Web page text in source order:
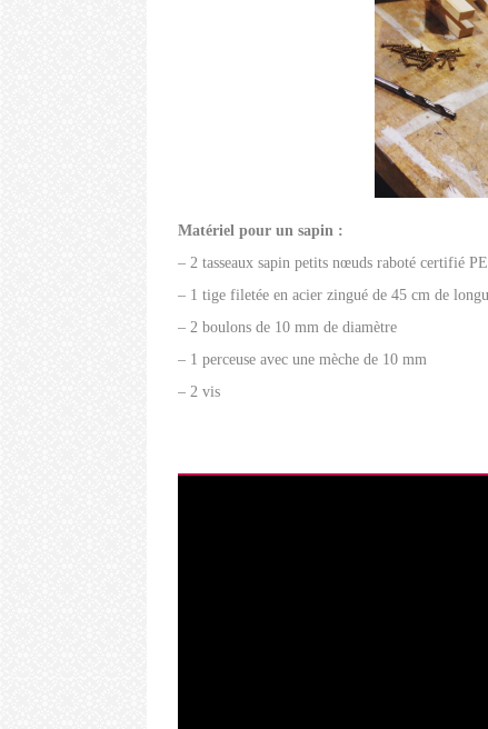
Matériel pour un sapin :
– 2 tasseaux sapin petits nœuds raboté certifié
– 1 tige filetée en acier zingué de 45 cm de
– 2 boulons de 10 mm de diamètre
– 1 perceuse avec une mèche de 10 mm
– 2 vis